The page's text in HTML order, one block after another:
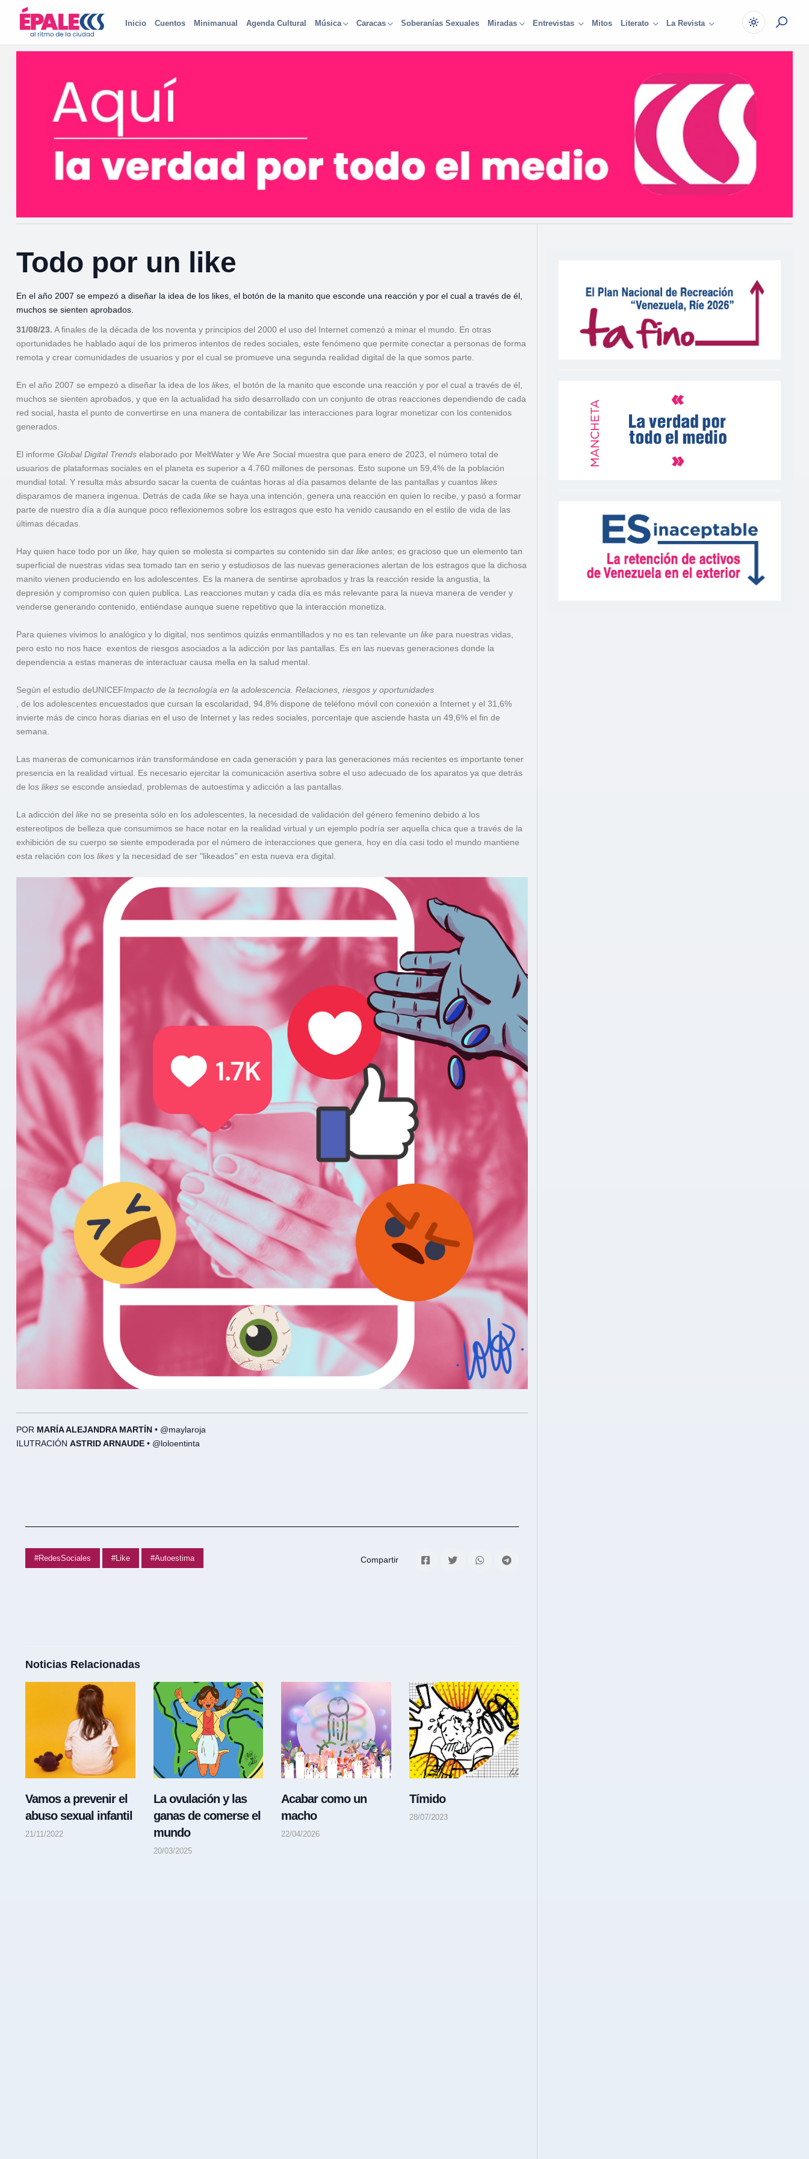
Inicio Cuentos Minimanual Agenda Cultural Música Caracas Soberanías Sexuales Miradas Entrevistas Mitos Literato La Revista
Todo por un like
En el año 2007 se empezó a diseñar la idea de los likes, el botón de la manito que esconde una reacción y por el cual a través de él,
muchos se sienten aprobados.
31/08/23. A finales de la década de los noventa y principios del 2000 el uso del Internet comenzó a minar el mundo. En otras
oportunidades he hablado aquí de los primeros intentos de redes sociales, este fenómeno que permite conectar a personas de forma
remota y crear comunidades de usuarios y por el cual se promueve una segunda realidad digital de la que somos parte.
En el año 2007 se empezó a diseñar la idea de los likes, el botón de la manito que esconde una reacción y por el cual a través de él,
muchos se sienten aprobados, y que en la actualidad ha sido desarrollado con un conjunto de otras reacciones dependiendo de cada
red social, hasta el punto de convertirse en una manera de contabilizar las interacciones para lograr monetizar con los contenidos
generados.
El informe Global Digital Trends elaborado por MeltWater y We Are Social muestra que para enero de 2023, el número total de
usuarios de plataformas sociales en el planeta es superior a 4.760 millones de personas. Esto supone un 59,4% de la población
mundial total. Y resulta más absurdo sacar la cuenta de cuántas horas al día pasamos delante de las pantallas y cuantos likes
disparamos de manera ingenua. Detrás de cada like se haya una intención, genera una reacción en quien lo recibe, y pasó a formar
parte de nuestro día a día aunque poco reflexionemos sobre los estragos que esto ha venido causando en el estilo de vida de las
últimas décadas.
Hay quien hace todo por un like, hay quien se molesta si compartes su contenido sin dar like antes; es gracioso que un elemento tan
superficial de nuestras vidas sea tomado tan en serio y estudiosos de las nuevas generaciones alertan de los estragos que la dichosa
manito vienen produciendo en los adolescentes. Es la manera de sentirse aprobados y tras la reacción reside la angustia, la
depresión y compromiso con quien publica. Las reacciones mutan y cada día es más relevante para la nueva manera de vender y
venderse generando contenido, entiéndase aunque suene repetitivo que la interacción monetiza.
Para quienes vivimos lo analógico y lo digital, nos sentimos quizás enmantillados y no es tan relevante un like para nuestras vidas,
pero esto no nos hace exentos de riesgos asociados a la adicción por las pantallas. Es en las nuevas generaciones donde la
dependencia a estas maneras de interactuar causa mella en la salud mental.
Según el estudio deUNICEFImpacto de la tecnología en la adolescencia. Relaciones, riesgos y oportunidades
, de los adolescentes encuestados que cursan la escolaridad, 94,8% dispone de teléfono móvil con conexión a Internet y el 31,6%
invierte más de cinco horas diarias en el uso de Internet y las redes sociales, porcentaje que asciende hasta un 49,6% el fin de
semana.
Las maneras de comunicarnos irán transformándose en cada generación y para las generaciones más recientes es importante tener
presencia en la realidad virtual. Es necesario ejercitar la comunicación asertiva sobre el uso adecuado de los aparatos ya que detrás
de los likes se esconde ansiedad, problemas de autoestima y adicción a las pantallas.
La adicción del like no se presenta sólo en los adolescentes, la necesidad de validación del género femenino debido a los
estereotipos de belleza que consumimos se hace notar en la realidad virtual y un ejemplo podría ser aquella chica que a través de la
exhibición de su cuerpo se siente empoderada por el número de interacciones que genera, hoy en día casi todo el mundo mantiene
esta relación con los likes y la necesidad de ser "likeados"en esta nueva era digital.
POR MARÍA ALEJANDRA MARTÍN • @maylaroja
ILUTRACIÓN ASTRID ARNAUDE • @loloentinta
#RedesSociales #Like #Autoestima Compartir
Noticias Relacionadas
Vamos a prevenir el
abuso sexual infantil
21/11/2022
La ovulación y las
ganas de comerse el
mundo
20/03/2025
Acabar como un
macho
22/04/2026
Tímido
28/07/2023